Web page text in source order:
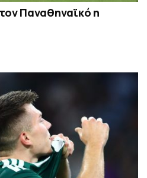
Παναθηναϊκό η